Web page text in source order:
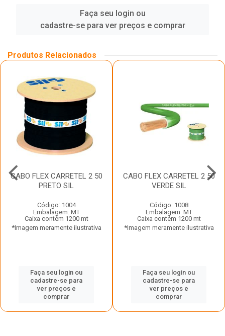
Faça seu login ou
cadastre-se para ver preços e comprar
Produtos Relacionados
CABO FLEX CARRETEL 2 50
PRETO SIL
Código: 1004
Embalagem: MT
Caixa contém 1200 mt
*Imagem meramente ilustrativa
Faça seu login ou
cadastre-se para
ver preços e
comprar
CABO FLEX CARRETEL 2 50
VERDE SIL
Código: 1008
Embalagem: MT
Caixa contém 1200 mt
*Imagem meramente ilustrativa
Faça seu login ou
cadastre-se para
ver preços e
comprar